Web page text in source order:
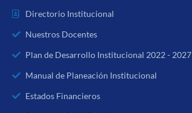
Directorio Institucional
Nuestros Docentes
Plan de Desarrollo Institucional 2022 - 2027
Manual de Planeación Institucional
Estados Financieros